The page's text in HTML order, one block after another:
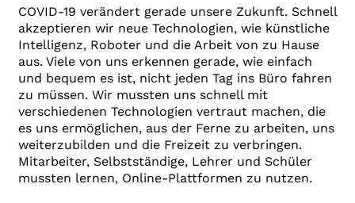
COVID-19 verändert gerade unsere Zukunft. Schnell
akzeptieren wir neue Technologien, wie künstliche
Intelligenz, Roboter und die Arbeit von zu Hause
aus. Viele von uns erkennen gerade, wie einfach
und bequem es ist, nicht jeden Tag ins Büro fahren
zu müssen. Wir mussten uns schnell mit
verschiedenen Technologien vertraut machen, die
es uns ermöglichen, aus der Ferne zu arbeiten, uns
weiterzubilden und die Freizeit zu verbringen.
Mitarbeiter, Selbstständige, Lehrer und Schüler
mussten lernen, Online-Plattformen zu nutzen.